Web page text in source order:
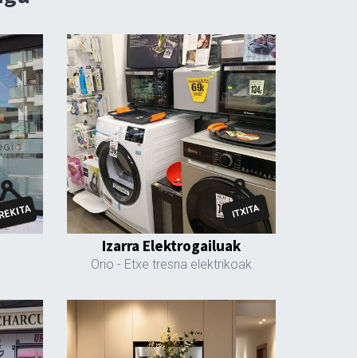
Izarra Elektrogailuak
Orio - Etxe tresna elektrikoak